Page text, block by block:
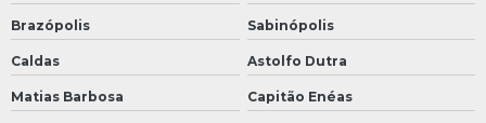
Brazópolis Sabinópolis
Caldas Astolfo Dutra
Matias Barbosa Capitão Enéas